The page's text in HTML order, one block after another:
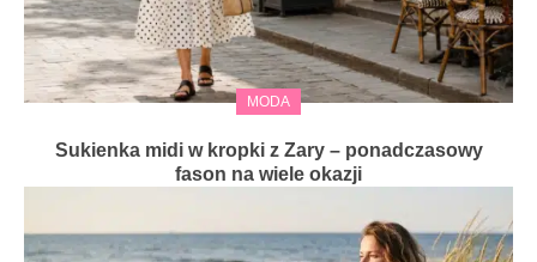
MODA
Sukienka midi w kropki z Zary – ponadczasowy
fason na wiele okazji